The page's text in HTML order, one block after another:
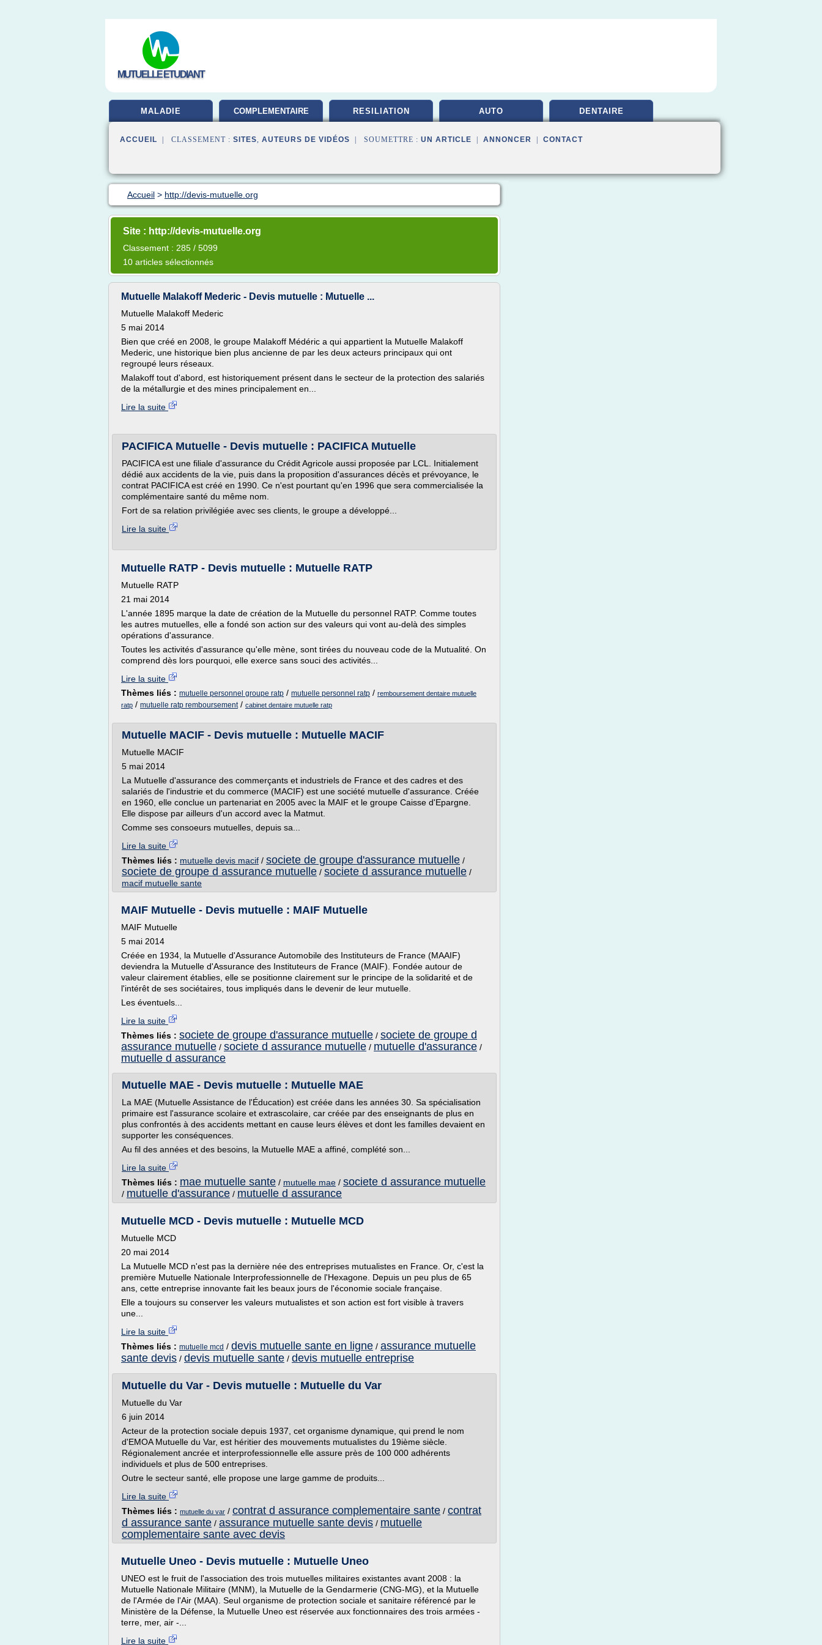
MUTUELLE ETUDIANT
MALADIE COMPLEMENTAIRE RESILIATION AUTO DENTAIRE
ACCUEIL | CLASSEMENT : SITES, AUTEURS DE VIDÉOS | SOUMETTRE : UN ARTICLE ANNONCER CONTACT
Accueil > http://devis-mutuelle.org
Site : http://devis-mutuelle.org
Classement : 285 / 5099
10 articles sélectionnés
Mutuelle Malakoff Mederic - Devis mutuelle : Mutuelle ...
Mutuelle Malakoff Mederic
5 mai 2014
Bien que créé en 2008, le groupe Malakoff Médéric a qui appartient la Mutuelle Malakoff
Mederic, une historique bien plus ancienne de par les deux acteurs principaux qui ont
regroupé leurs réseaux.
Malakoff tout d'abord, est historiquement présent dans le secteur de la protection des salariés
de la métallurgie et des mines principalement en...
Lire la suite
PACIFICA Mutuelle - Devis mutuelle : PACIFICA Mutuelle
PACIFICA est une filiale d'assurance du Crédit Agricole aussi proposée par LCL. Initialement
dédié aux accidents de la vie, puis dans la proposition d'assurances décès et prévoyance, le
contrat PACIFICA est créé en 1990. Ce n'est pourtant qu'en 1996 que sera commercialisée la
complémentaire santé du même nom.
Fort de sa relation privilégiée avec ses clients, le groupe a développé...
Lire la suite
Mutuelle RATP - Devis mutuelle : Mutuelle RATP
Mutuelle RATP
21 mai 2014
L'année 1895 marque la date de création de la Mutuelle du personnel RATP. Comme toutes
les autres mutuelles, elle a fondé son action sur des valeurs qui vont au-delà des simples
opérations d'assurance.
Toutes les activités d'assurance qu'elle mène, sont tirées du nouveau code de la Mutualité. On
comprend dès lors pourquoi, elle exerce sans souci des activités...
Lire la suite
Thèmes liés : mutuelle personnel groupe ratp / mutuelle personnel ratp / remboursement dentaire mutuelle
ratp / mutuelle ratp remboursement/ cabinet dentaire mutuelle ratp
Mutuelle MACIF - Devis mutuelle : Mutuelle MACIF
Mutuelle MACIF
5 mai 2014
La Mutuelle d'assurance des commerçants et industriels de France et des cadres et des
salariés de l'industrie et du commerce (MACIF) est une société mutuelle d'assurance. Créée
en 1960, elle conclue un partenariat en 2005 avec la MAIF et le groupe Caisse d'Epargne.
Elle dispose par ailleurs d'un accord avec la Matmut.
Comme ses consoeurs mutuelles, depuis sa...
Lire la suite
Thèmes liés : mutuelle devis macif / societe de groupe d'assurance mutuelle /
societe de groupe d assurance mutuelle / societe d assurance mutuelle /
macif mutuelle sante
MAIF Mutuelle - Devis mutuelle : MAIF Mutuelle
MAIF Mutuelle
5 mai 2014
Créée en 1934, la Mutuelle d'Assurance Automobile des Instituteurs de France (MAAIF)
deviendra la Mutuelle d'Assurance des Instituteurs de France (MAIF). Fondée autour de
valeur clairement établies, elle se positionne clairement sur le principe de la solidarité et de
l'intérêt de ses sociétaires, tous impliqués dans le devenir de leur mutuelle.
Les éventuels...
Lire la suite
Thèmes liés : societe de groupe d'assurance mutuelle / societe de groupe d
assurance mutuelle / societe d assurance mutuelle / mutuelle d'assurance /
mutuelle d assurance
Mutuelle MAE - Devis mutuelle : Mutuelle MAE
La MAE (Mutuelle Assistance de l'Éducation) est créée dans les années 30. Sa spécialisation
primaire est l'assurance scolaire et extrascolaire, car créée par des enseignants de plus en
plus confrontés à des accidents mettant en cause leurs élèves et dont les familles devaient en
supporter les conséquences.
Au fil des années et des besoins, la Mutuelle MAE a affiné, complété son...
Lire la suite
Thèmes liés : mae mutuelle sante / mutuelle mae / societe d assurance mutuelle
/ mutuelle d'assurance / mutuelle d assurance
Mutuelle MCD - Devis mutuelle : Mutuelle MCD
Mutuelle MCD
20 mai 2014
La Mutuelle MCD n'est pas la dernière née des entreprises mutualistes en France. Or, c'est la
première Mutuelle Nationale Interprofessionnelle de l'Hexagone. Depuis un peu plus de 65
ans, cette entreprise innovante fait les beaux jours de l'économie sociale française.
Elle a toujours su conserver les valeurs mutualistes et son action est fort visible à travers
une...
Lire la suite
Thèmes liés : mutuelle mcd / devis mutuelle sante en ligne / assurance mutuelle
sante devis / devis mutuelle sante / devis mutuelle entreprise
Mutuelle du Var - Devis mutuelle : Mutuelle du Var
Mutuelle du Var
6 juin 2014
Acteur de la protection sociale depuis 1937, cet organisme dynamique, qui prend le nom
d'EMOA Mutuelle du Var, est héritier des mouvements mutualistes du 19ième siècle.
Régionalement ancrée et interprofessionnelle elle assure près de 100 000 adhérents
individuels et plus de 500 entreprises.
Outre le secteur santé, elle propose une large gamme de produits...
Lire la suite
Thèmes liés : mutuelle du var / contrat d assurance complementaire sante / contrat
d assurance sante / assurance mutuelle sante devis / mutuelle
complementaire sante avec devis
Mutuelle Uneo - Devis mutuelle : Mutuelle Uneo
UNEO est le fruit de l'association des trois mutuelles militaires existantes avant 2008 : la
Mutuelle Nationale Militaire (MNM), la Mutuelle de la Gendarmerie (CNG-MG), et la Mutuelle
de l'Armée de l'Air (MAA). Seul organisme de protection sociale et sanitaire référencé par le
Ministère de la Défense, la Mutuelle Uneo est réservée aux fonctionnaires des trois armées -
terre, mer, air -...
Lire la suite